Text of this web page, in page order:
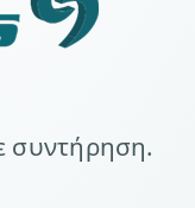
συντήρηση.